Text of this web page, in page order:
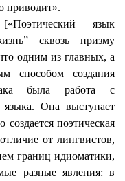
приводит».
язык
сквозь призму
одним из главных, а
способом создания
была работа с
языка. Она выступает
создается поэтическая
от лингвистов,
границ идиоматики,
разные явления: в